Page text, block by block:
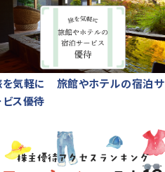
を気軽に 旅館やホテルの宿泊サ
ビス優待